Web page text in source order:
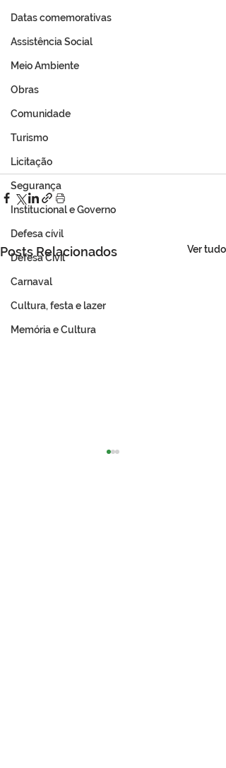
Datas comemorativas
Assistência Social
Meio Ambiente
Obras
Comunidade
Turismo
Licitação
Segurança
Institucional e Governo
Defesa cívil
Defesa Civil
Carnaval
Cultura, festa e lazer
Memória e Cultura
Posts Relacionados Ver tudo